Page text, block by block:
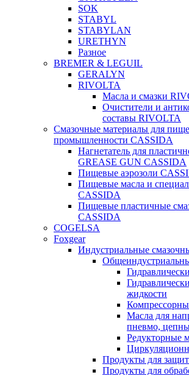
SOK
STABYL
STABYLAN
URETHYN
Разное
BREMER & LEGUIL
GERALYN
RIVOLTA
Масла и смазки
Очистители и
составы RIVOLTA
Смазочные материалы для
промышленности CASSIDA
Нагнетатель для
GREASE GUN CASSIDA
Пищевые аэрозоли
Пищевые масла и
CASSIDA
Пищевые пластичные
CASSIDA
COGELSA
Foxgear
Индустриальные
жидкости
Масла для
пневмо,
Редукторные
Продукты для
Продукты для